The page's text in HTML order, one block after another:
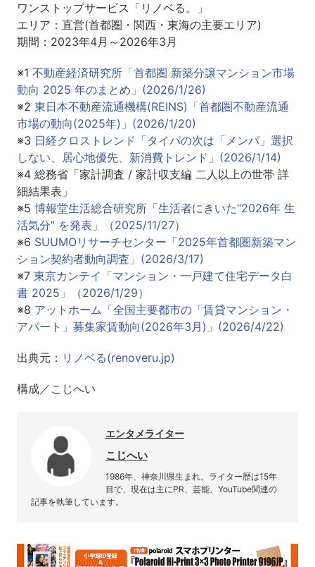
ワンストップサービス「リノベる。」
エリア：直営(首都圏・関西・東海の主要エリア)
期間：2023年4月～2026年3月
※1 不動産経済研究所「首都圏 新築分譲マンション市場
動向 2025 年のまとめ」(2026/1/26)
※2 東日本不動産流通機構(REINS)「首都圏不動産流通
市場の動向(2025年)」(2026/1/20)
※3 日経クロストレンド「タイパの次は「メンパ」選択
しない、居心地優先、新消費トレンド」(2026/1/14)
※4 総務省「家計調査 / 家計収支編 二人以上の世帯 詳
細結果表」
※5 博報堂生活総合研究所「生活者にきいた“2026年 生
活気分” を発表」（2025/11/27）
※6 SUUMOリサーチセンター「2025年首都圏新築マン
ション契約者動向調査」(2026/3/17)
※7 東京カンテイ「マンション・一戸建て住宅データ白
書 2025」（2026/1/29）
※8 アットホーム「全国主要都市の「賃貸マンション・
アパート」募集家賃動向(2026年3月)」(2026/4/22)
出典元： リノベる(renoveru.jp)
構成／こじへい
エンタメライター
こじへい
1986年、神奈川県生まれ。ライター歴は15年
目で、現在は主にPR、芸能、YouTube関連の
記事を執筆しています。